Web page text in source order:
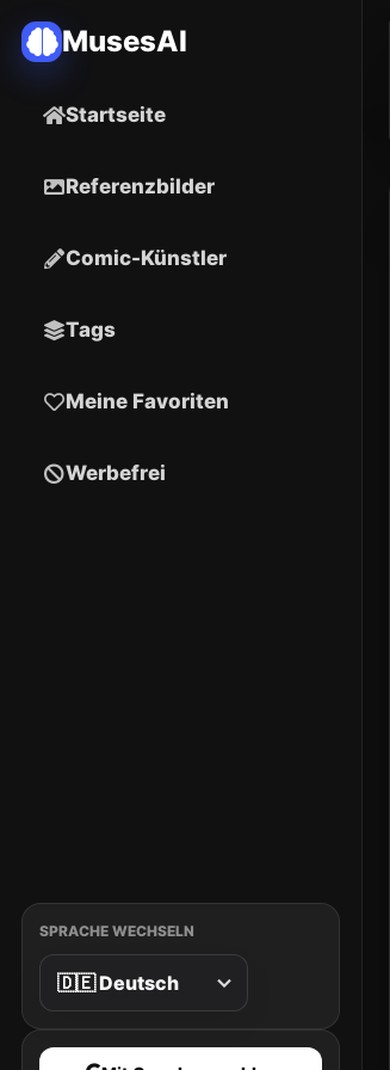
MusesAI
Startseite
Referenzbilder
Comic-Künstler
Tags
Meine Favoriten
Werbefrei
SPRACHE WECHSELN